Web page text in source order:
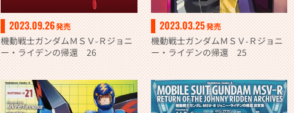
2023.09.26発売
機動戦士ガンダムＭＳＶ‐Ｒジョニ
ー・ライデンの帰還 26
2023.03.25発売
機動戦士ガンダムＭＳＶ‐Ｒジョニ
ー・ライデンの帰還 25